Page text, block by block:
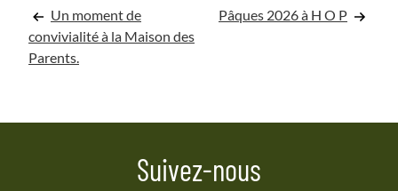
Navigation
de
Un moment de
convivialité à la Maison des
Parents.
Pâques 2026 à H O P
Suivez-nous